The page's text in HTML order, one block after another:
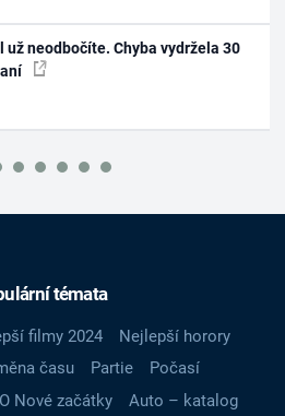
už neodbočíte. Chyba vydržela 30
témata
filmy 2024
Nejlepší horory
času Partie
Počasí
Nové začátky
Auto – katalog